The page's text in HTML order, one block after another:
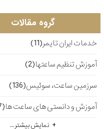
گروه مقالات
خدمات ایران تایمر(11)
آموزش تنظیم ساعتها(2)
سرزمین ساعت، سوئیس(136)
آموزش و دانستی های ساعت ها(127)
نمایش بیشتر...